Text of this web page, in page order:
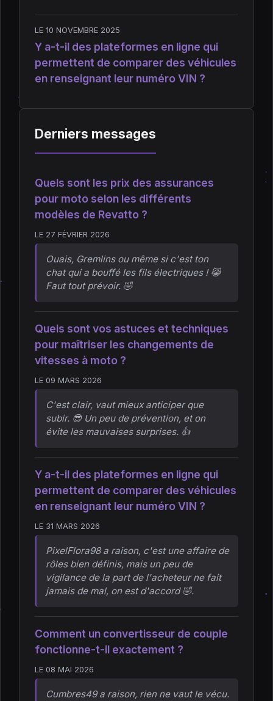
LE 10 NOVEMBRE 2025
Y a-t-il des plateformes en ligne qui
permettent de comparer des véhicules
en renseignant leur numéro VIN ?
Derniers messages
Quels sont les prix des assurances
pour moto selon les différents
modèles de Revatto ?
LE 27 FÉVRIER 2026
Ouais, Gremlins ou même si c'est ton
chat qui a bouffé les fils électriques ! 😹
Faut tout prévoir. 🤣
Quels sont vos astuces et techniques
pour maîtriser les changements de
vitesses à moto ?
LE 09 MARS 2026
C'est clair, vaut mieux anticiper que
subir. 😎 Un peu de prévention, et on
évite les mauvaises surprises. 👍
Y a-t-il des plateformes en ligne qui
permettent de comparer des véhicules
en renseignant leur numéro VIN ?
LE 31 MARS 2026
PixelFlora98 a raison, c'est une affaire de
rôles bien définis, mais un peu de
vigilance de la part de l'acheteur ne fait
jamais de mal, on est d'accord 🤣.
Comment un convertisseur de couple
fonctionne-t-il exactement ?
LE 08 MAI 2026
Cumbres49 a raison, rien ne vaut le vécu.